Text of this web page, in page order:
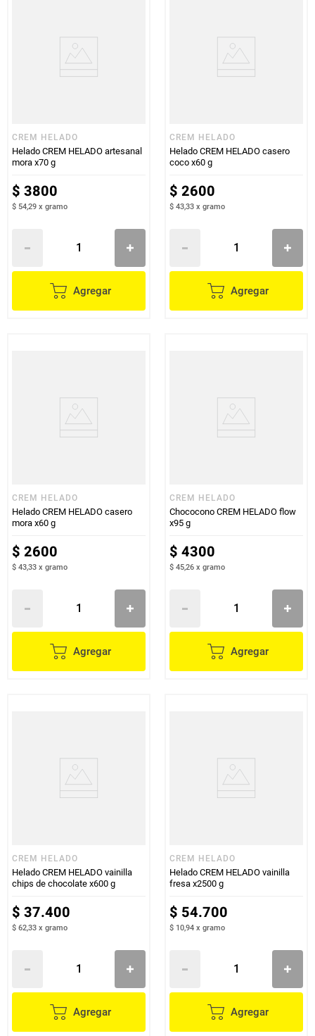
CREM HELADO
Helado CREM HELADO artesanal
mora x70 g
$ 3800
$ 54,29 x gramo
Agregar
CREM HELADO
Helado CREM HELADO casero
coco x60 g
$ 2600
$ 43,33 x gramo
Agregar
CREM HELADO
Helado CREM HELADO casero
mora x60 g
$ 2600
$ 43,33 x gramo
Agregar
CREM HELADO
Chococono CREM HELADO flow
x95 g
$ 4300
$ 45,26 x gramo
Agregar
CREM HELADO
Helado CREM HELADO vainilla
chips de chocolate x600 g
$ 37.400
$ 62,33 x gramo
Agregar
CREM HELADO
Helado CREM HELADO vainilla
fresa x2500 g
$ 54.700
$ 10,94 x gramo
Agregar